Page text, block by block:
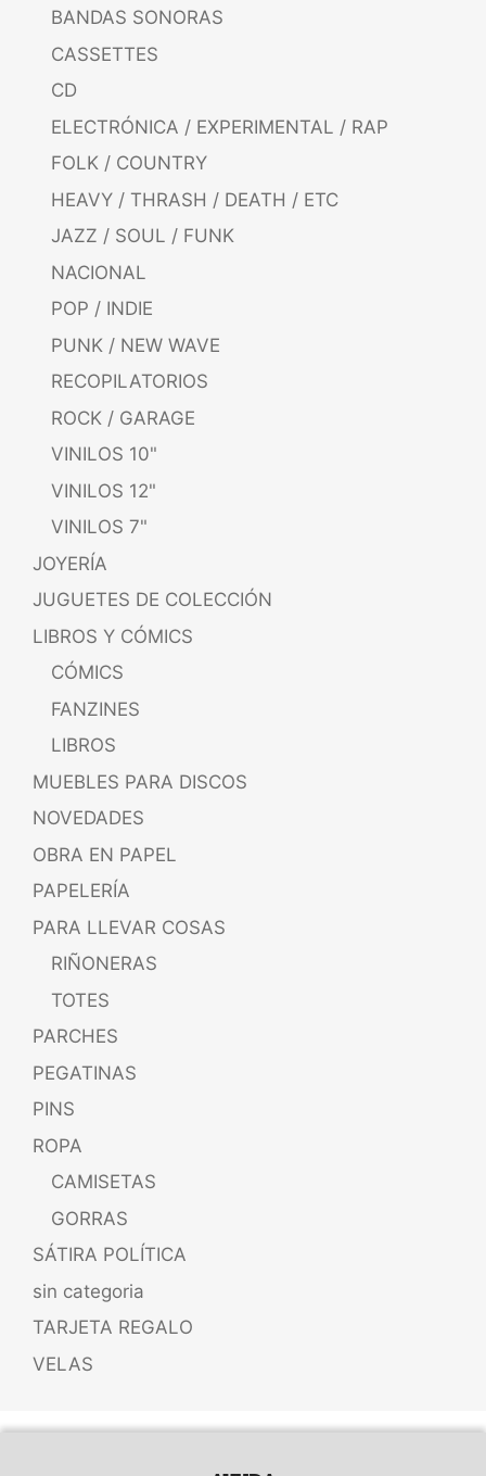
BANDAS SONORAS
CASSETTES
CD
ELECTRÓNICA / EXPERIMENTAL / RAP
FOLK / COUNTRY
HEAVY / THRASH / DEATH / ETC
JAZZ / SOUL / FUNK
NACIONAL
POP / INDIE
PUNK / NEW WAVE
RECOPILATORIOS
ROCK / GARAGE
VINILOS 10"
VINILOS 12"
VINILOS 7"
JOYERÍA
JUGUETES DE COLECCIÓN
LIBROS Y CÓMICS
CÓMICS
FANZINES
LIBROS
MUEBLES PARA DISCOS
NOVEDADES
OBRA EN PAPEL
PAPELERÍA
PARA LLEVAR COSAS
RIÑONERAS
TOTES
PARCHES
PEGATINAS
PINS
ROPA
CAMISETAS
GORRAS
SÁTIRA POLÍTICA
sin categoria
TARJETA REGALO
VELAS